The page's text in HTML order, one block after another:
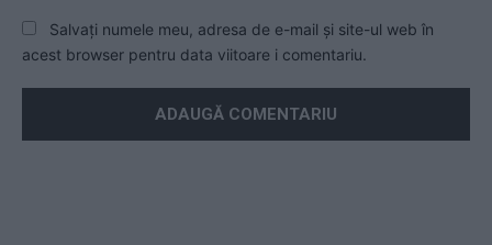
Salvați numele meu, adresa de e-mail și site-ul web în
acest browser pentru data viitoare i comentariu.